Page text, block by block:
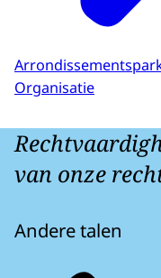
Organisatie
van onze
Andere talen